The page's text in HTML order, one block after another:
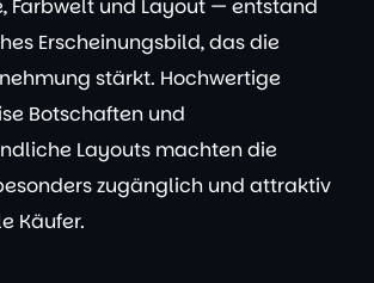
Farbwelt und Layout — entstand
Erscheinungsbild, das die
stärkt. Hochwertige
Botschaften und
Layouts machten die
zugänglich und attraktiv
Käufer.